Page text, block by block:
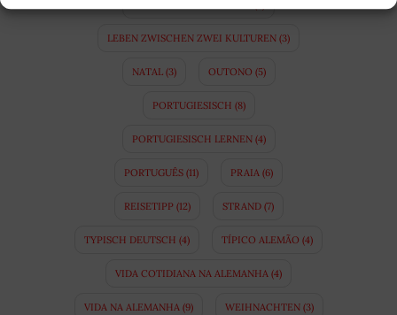
LEBEN ZWISCHEN ZWEI KULTUREN (3)
NATAL(3) OUTONO (5)
PORTUGIESISCH (8)
PORTUGIESISCH LERNEN(4)
PORTUGUÊS (11) PRAIA (6)
REISETIPP(12) STRAND(7)
TYPISCH DEUTSCH (4) TÍPICO ALEMÃO (4)
VIDA COTIDIANA NA ALEMANHA (4)
VIDA NA ALEMANHA (9) WEIHNACHTEN(3)